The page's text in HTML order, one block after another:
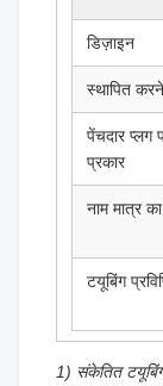
डिज़ाइन
स्थापित
पेंचदार प्लग
प्रकार
नाम मात्र
टयूबिंग
1) संकेतित